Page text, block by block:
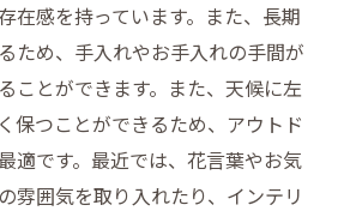
在感を持っています。また、長期
ため、手入れやお手入れの手間が
ことができます。また、天候に左
保つことができるため、アウトド
適です。最近では、花言葉やお気
雰囲気を取り入れたり、インテリ